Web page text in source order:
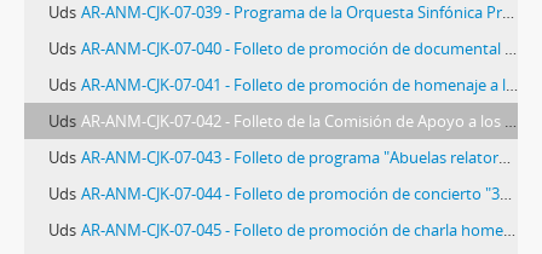
Uds AR-ANM-CJK-07-039 - Programa de la Orquesta Sinfónica Provincial de Bahía Blanca
Uds AR-ANM-CJK-07-040 - Folleto de promoción de documental sobre Eduardo Korsunsky
Uds AR-ANM-CJK-07-041 - Folleto de promoción de homenaje a los desaparecidos de Morón
Uds AR-ANM-CJK-07-042 - Folleto de la Comisión de Apoyo a los Juicios por Crímenes de Lesa Humanidad en Bahía Blanca
Uds AR-ANM-CJK-07-043 - Folleto de programa "Abuelas relatoras"
Uds AR-ANM-CJK-07-044 - Folleto de promoción de concierto "30.000 Mariposas"
Uds AR-ANM-CJK-07-045 - Folleto de promoción de charla homenaje a Hugo Cañón